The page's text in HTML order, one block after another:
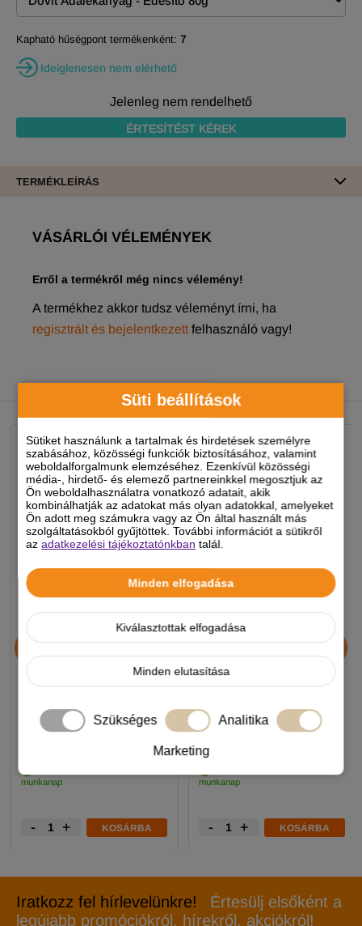
Süti beállítások
Sütiket használunk a tartalmak és hirdetések személyre
szabásához, közösségi funkciók biztosításához, valamint
weboldalforgalmunk elemzéséhez. Ezenkívül közösségi
média-, hirdető- és elemező partnereinkkel megosztjuk az
Ön weboldalhasználatra vonatkozó adatait, akik
kombinálhatják az adatokat más olyan adatokkal, amelyeket
Ön adott meg számukra vagy az Ön által használt más
szolgáltatásokból gyűjtöttek. További információt a sütikről
azadatkezelési tájékoztatónkban talál.
Minden elfogadása
Kiválasztottak elfogadása
Minden elutasítása
Szükséges Analitika
Marketing
Kapható hűségpont termékenként: 7
Ideiglenesen nem elérhető
Jelenleg nem rendelhető
ÉRTESÍTÉST KÉREK
TERMÉKLEÍRÁS
VÁSÁRLÓI VÉLEMÉNYEK
Erről a termékről még nincs vélemény!
A termékhez akkor tudsz véleményt írni, ha
regisztrált és bejelentkezett felhasználó vagy!
NEKED AJÁNLJUK
Chicopee HNL Protein Bar
890 Ft
munkanap
- + KOSÁRBA
JosiDog Economy
11 990 Ft
-5%
munkanap
- + KOSÁRBA
Iratkozz fel hírlevelünkre!
Értesülj elsőként a
legújabb promóciókról, hírekről, akciókról!